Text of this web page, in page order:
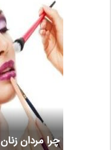
چرا مردان